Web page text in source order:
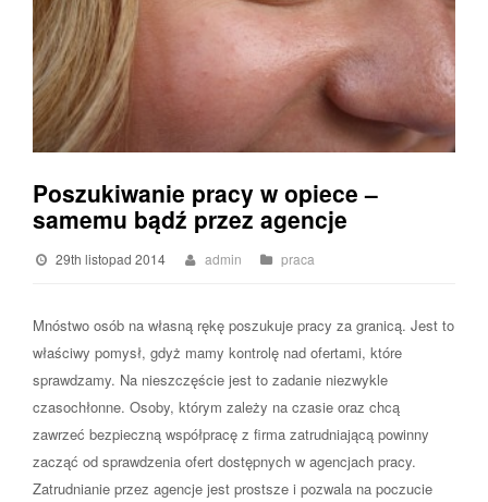
Poszukiwanie pracy w opiece –
samemu bądź przez agencje
29th listopad 2014 admin praca
Mnóstwo osób na własną rękę poszukuje pracy za granicą. Jest to
właściwy pomysł, gdyż mamy kontrolę nad ofertami, które
sprawdzamy. Na nieszczęście jest to zadanie niezwykle
czasochłonne. Osoby, którym zależy na czasie oraz chcą
zawrzeć bezpieczną współpracę z firma zatrudniającą powinny
zacząć od sprawdzenia ofert dostępnych w agencjach pracy.
Zatrudnianie przez agencje jest prostsze i pozwala na poczucie